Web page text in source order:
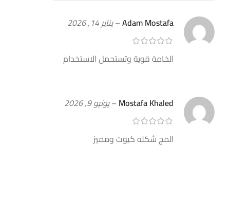
Adam Mostafa
–يناير 14, 2026
الخامة قوية وتستحمل الاستخدام
Mostafa Khaled
–يونيو 9, 2026
المج شكله كيوت ومميز